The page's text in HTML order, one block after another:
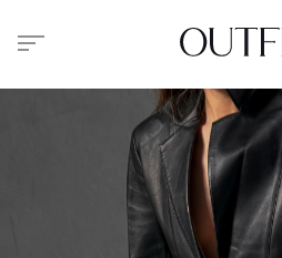
Меню